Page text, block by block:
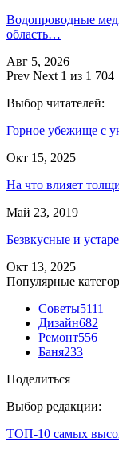
Водопроводные
область…
Авг 5, 2026
Prev Next 1 из 1 704
Выбор читателей:
Горное убежище с
Окт 15, 2025
На что влияет
Май 23, 2019
Безвкусные и
Окт 13, 2025
Популярные
Советы5111
Дизайн682
Ремонт556
Баня233
Поделиться
Выбор редакции:
ТОП-10 самых